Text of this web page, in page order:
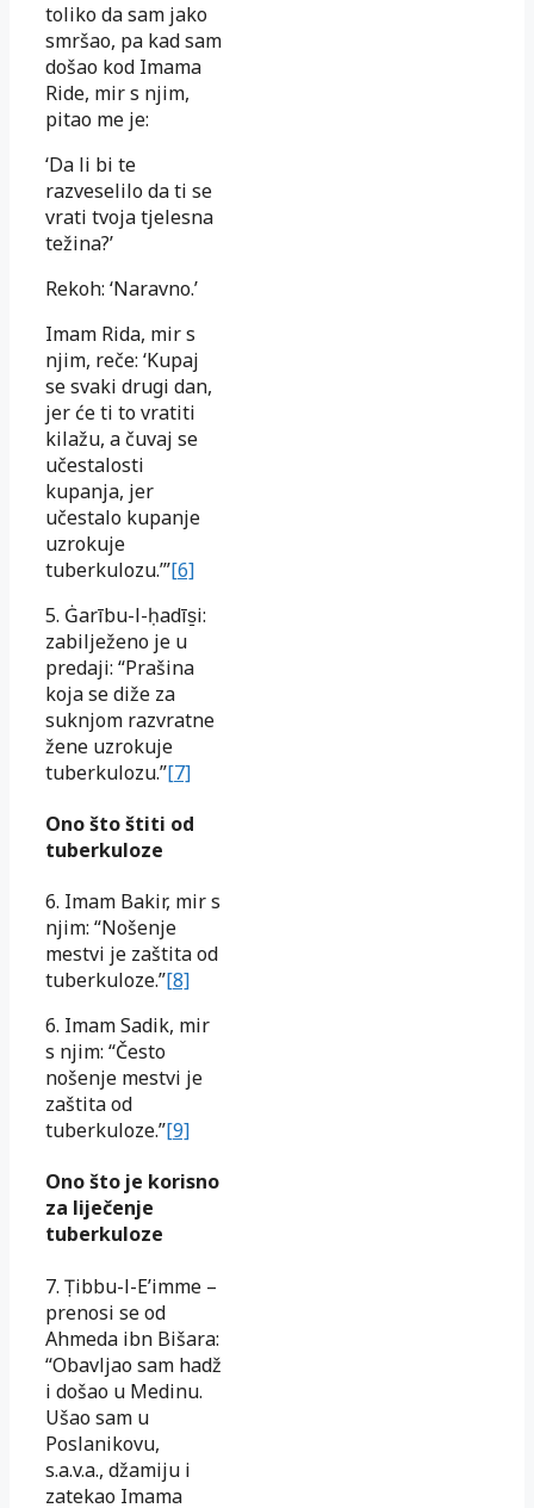
toliko da sam jako
smršao, pa kad sam
došao kod Imama
Ride, mir s njim,
pitao me je:
‘Da li bi te
razveselilo da ti se
vrati tvoja tjelesna
težina?’
Rekoh: ‘Naravno.’
Imam Rida, mir s
njim, reče: ‘Kupaj
se svaki drugi dan,
jer će ti to vratiti
kilažu, a čuvaj se
učestalosti
kupanja, jer
učestalo kupanje
uzrokuje
tuberkulozu.’”[6]
5. Ġarību-l-ḥadīs̱i:
zabilježeno je u
predaji: “Prašina
koja se diže za
suknjom razvratne
žene uzrokuje
tuberkulozu.”[7]
Ono što štiti od
tuberkuloze
6. Imam Bakir, mir s
njim: “Nošenje
mestvi je zaštita od
tuberkuloze.”[8]
6. Imam Sadik, mir
s njim: “Često
nošenje mestvi je
zaštita od
tuberkuloze.”[9]
Ono što je korisno
za liječenje
tuberkuloze
7. Ṭibbu-l-E’imme –
prenosi se od
Ahmeda ibn Bišara:
“Obavljao sam hadž
i došao u Medinu.
Ušao sam u
Poslanikovu,
s.a.v.a., džamiju i
zatekao Imama